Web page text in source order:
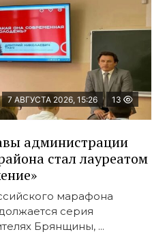
7 АВГУСТА 2026, 15:26 13
администрации
стал лауреатом
марафона
серия
Брянщины, ...